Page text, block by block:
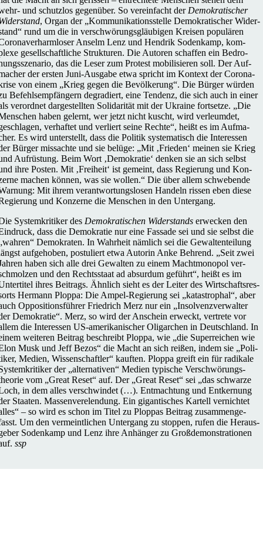
und schutz­los gegen­über. So ver­ein­facht der Demo­kra­ti­scher
, Organ der „Kom­mu­ni­ka­ti­ons­stelle Demo­kra­ti­scher Wider­
rund um die in ver­schwö­rungs­gläu­bi­gen Kreisen popu­lä­ren
Anselm Lenz und Hendrik Soden­kamp, kom­
gesell­schaft­li­che Struk­tu­ren. Die Autoren schaf­fen ein Bedro­
das die Leser zum Protest mobi­li­sie­ren soll. Der Auf­
der ersten Juni-Ausgabe etwa spricht im Kontext der Coro­na­
von einem „Krieg gegen die Bevöl­ke­rung“. Die Bürger würden
Befehls­emp­fän­gern degra­diert, eine Tendenz, die sich auch in einer
ver­ord­net dar­ge­stell­ten Soli­da­ri­tät mit der Ukraine fort­setze. „Die
haben gelernt, wer jetzt nicht kuscht, wird ver­leum­det,
ver­haf­tet und ver­liert seine Rechte“, heißt es im Auf­ma­
Es wird unter­stellt, dass die Politik sys­te­ma­tisch die Inter­es­sen
Bürger miss­achte und sie belüge: „Mit ‚Frieden‘ meinen sie Krieg
Auf­rüs­tung. Beim Wort ‚Demo­kra­tie‘ denken sie an sich selbst
ihre Posten. Mit ‚Frei­heit‘ ist gemeint, dass Regie­rung und Kon­
machen können, was sie wollen.“ Die über allem schwe­bende
Mit ihrem ver­ant­wor­tungs­lo­sen Handeln rissen eben diese
und Kon­zerne die Men­schen in den Untergang.
Sys­tem­kri­ti­ker des Demo­kra­ti­schen Wider­stands erwe­cken den
dass die Demo­kra­tie nur eine Fassade sei und sie selbst die
Demo­kra­ten. In Wahr­heit nämlich sei die Gewal­ten­tei­lung
auf­ge­ho­ben, pos­tu­liert etwa Autorin Anke Behrend. „Seit zwei
haben sich alle drei Gewal­ten zu einem Macht­mo­no­pol ver­
und den Rechts­staat ad absur­dum geführt“, heißt es im
ihres Bei­trags. Ähnlich sieht es der Leiter des Wirt­schafts­res­
Hermann Ploppa: Die Ampel-Regie­rung sei „kata­stro­phal“, aber
Oppo­si­ti­ons­füh­rer Fried­rich Merz nur ein „Insol­venz­ver­wal­ter
Demo­kra­tie“. Merz, so wird der Anschein erweckt, ver­trete vor
die Inter­es­sen US-ame­ri­­ka­­ni­­scher Olig­ar­chen in Deutsch­land. In
wei­te­ren Beitrag beschreibt Ploppa, wie „die Super­rei­chen wie
Musk und Jeff Bezos“ die Macht an sich reißen, indem sie „Poli­
Medien, Wis­sen­schaft­ler“ kauften. Ploppa greift ein für radi­kale
der „alter­na­ti­ven“ Medien typi­sche Ver­schwö­rungs­
vom „Great Reset“ auf. Der „Great Reset“ sei „das schwarze
in dem alles ver­schwin­det (…). Ent­mach­tung und Ent­ker­nung
Staaten. Mas­sen­ver­elen­dung. Ein gigan­ti­sches Kartell ver­nich­tet
– so wird es schon im Titel zu Ploppas Beitrag zusam­men­ge­
Um den ver­meint­li­chen Unter­gang zu stoppen, rufen die Her­aus­
Soden­kamp und Lenz ihre Anhän­ger zu Groß­de­mons­tra­tio­nen
ssp